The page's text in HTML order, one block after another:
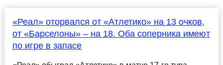
«Реал» оторвался от «Атлетико» на 13 очков,
от «Барселоны» – на 18. Оба соперника имеют
по игре в запасе